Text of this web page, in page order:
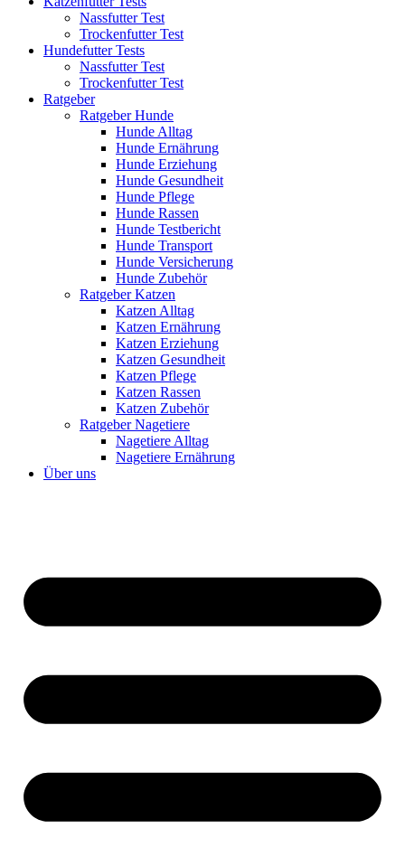
Nassfutter Test
Trockenfutter Test
Hundefutter Tests
Nassfutter Test
Trockenfutter Test
Ratgeber
Ratgeber Hunde
Hunde Alltag
Hunde Ernährung
Hunde Erziehung
Hunde Gesundheit
Hunde Pflege
Hunde Rassen
Hunde Testbericht
Hunde Transport
Hunde Versicherung
Hunde Zubehör
Ratgeber Katzen
Katzen Alltag
Katzen Ernährung
Katzen Erziehung
Katzen Gesundheit
Katzen Pflege
Katzen Rassen
Katzen Zubehör
Ratgeber Nagetiere
Nagetiere Alltag
Nagetiere Ernährung
Über uns